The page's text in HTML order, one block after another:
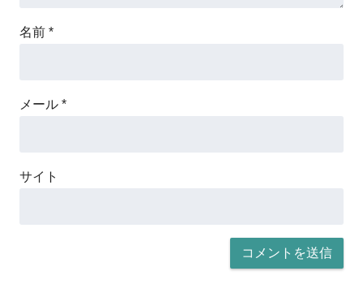
名前 *
メール *
サイト